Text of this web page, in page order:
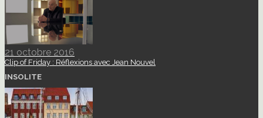
21 octobre 2016
Clip of Friday : Réflexions avec Jean Nouvel
INSOLITE